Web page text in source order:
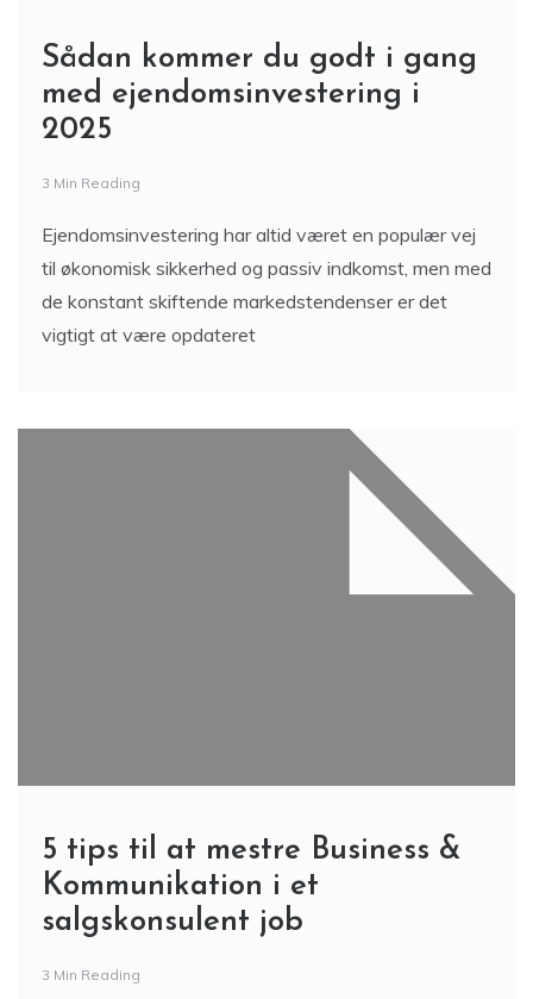
Sådan kommer du godt i gang
med ejendomsinvestering i
2025
3 Min Reading
Ejendomsinvestering har altid været en populær vej
til økonomisk sikkerhed og passiv indkomst, men med
de konstant skiftende markedstendenser er det
vigtigt at være opdateret
5 tips til at mestre Business &
Kommunikation i et
salgskonsulent job
3 Min Reading